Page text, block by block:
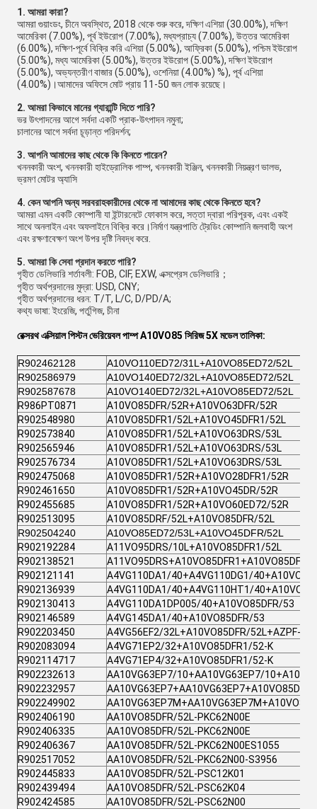
1. আমরা কারা?
আমরা গুয়াংডং, চীনে অবস্থিত, 2018 থেকে শুরু করে, দক্ষিণ এশিয়া (30.00%), দক্ষিণ
আমেরিকা (7.00%), পূর্ব ইউরোপ (7.00%), মধ্যপ্রাচ্য (7.00%), উত্তর আমেরিকা
(6.00%), দক্ষিণ-পূর্বে বিক্রি করি এশিয়া (5.00%), আফ্রিকা (5.00%), পশ্চিম ইউরোপ
(5.00%), মধ্য আমেরিকা (5.00%), উত্তর ইউরোপ (5.00%), দক্ষিণ ইউরোপ
(5.00%), অভ্যন্তরীণ বাজার (5.00%), ওশেনিয়া (4.00%) %), পূর্ব এশিয়া
(4.00%)।আমাদের অফিসে মোট প্রায় 11-50 জন লোক রয়েছে।
2. আমরা কিভাবে মানের গ্যারান্টি দিতে পারি?
ভর উৎপাদনের আগে সর্বদা একটি প্রাক-উৎপাদন নমুনা;
চালানের আগে সর্বদা চূড়ান্ত পরিদর্শন;
3. আপনি আমাদের কাছ থেকে কি কিনতে পারেন?
খননকারী অংশ, খননকারী হাইড্রোলিক পাম্প, খননকারী ইঞ্জিন, খননকারী নিয়ন্ত্রণ ভালভ,
ভ্রমণ মোটর অ্যাসি
4. কেন আপনি অন্য সরবরাহকারীদের থেকে না আমাদের কাছ থেকে কিনতে হবে?
আমরা এমন একটি কোম্পানী যা ইন্টারনেটে ফোকাস করে, সত্তা দ্বারা পরিপূরক, এবং একই
সাথে অনলাইন এবং অফলাইনে বিক্রি করে।নির্মাণ যন্ত্রপাতি ট্রেডিং কোম্পানি জলবাহী অংশ
এবং রক্ষণাবেক্ষণ অংশ উপর দৃষ্টি নিবদ্ধ করে.
5. আমরা কি সেবা প্রদান করতে পারি?
গৃহীত ডেলিভারি শর্তাবলী: FOB, CIF, EXW, এক্সপ্রেস ডেলিভারি；
গৃহীত অর্থপ্রদানের মুদ্রা: USD, CNY;
গৃহীত অর্থপ্রদানের ধরন: T/T, L/C, D/PD/A;
কথ্য ভাষা: ইংরেজি, পর্তুগিজ, চীনা
রেক্সরথ এক্সিয়াল পিস্টন ভেরিয়েবল পাম্প A10VO85 সিরিজ 5X মডেল তালিকা:
R902462128
A10VO110ED72/31L+A10VO85ED72/52L
R902586979
A10VO140ED72/32L+A10VO85ED72/52L
R902587678
A10VO140ED72/32L+A10VO85ED72/52L
R986PT0871
A10VO85DFR/52R+A10VO63DFR/52R
R902548980
A10VO85DFR1/52L+A10VO45DFR1/52L
R902573840
A10VO85DFR1/52L+A10VO63DRS/53L
R902565946
A10VO85DFR1/52L+A10VO63DRS/53L
R902576734
A10VO85DFR1/52L+A10VO63DRS/53L
R902475068
A10VO85DFR1/52R+A10VO28DFR1/52R
R902461650
A10VO85DFR1/52R+A10VO45DR/52R
R902455685
A10VO85DFR1/52R+A10VO60ED72/52R
R902513095
A10VO85DRF/52L+A10VO85DFR/52L
R902504240
A10VO85ED72/53L+A10VO45DFR/52L
R902192284
A11VO95DRS/10L+A10VO85DFR1/52L
R902138521
A11VO95DRS+A10VO85DFR1+A10VO85DFR1
R902121141
A4VG110DA1/40+A4VG110DG1/
R902136939
A4VG110DA1/40+A4VG110HT1/
R902130413
A4VG110DA1DP005/40+A10VO85DFR/53
R902146589
A4VG145DA1/40+A10VO85DFR/53
R902203450
A4VG56EF2/32L+A10VO85DFR/52L+AZPF-
R902083094
A4VG71EP2/32+A10VO85DFR1/52-K
R902114717
A4VG71EP4/32+A10VO85DFR1/52-K
R902232613
AA10VG63EP7/10+AA10VG63EP7/
R902232957
R902249902
R902406190
AA10VO85DFR/52L-PKC62N00E
R902406335
AA10VO85DFR/52L-PKC62N00E
R902406367
AA10VO85DFR/52L-PKC62N00ES1055
R902517052
AA10VO85DFR/52L-PKC62N00-S3956
R902445833
AA10VO85DFR/52L-PSC12K01
R902439494
AA10VO85DFR/52L-PSC62K04
R902424585
AA10VO85DFR/52L-PSC62N00